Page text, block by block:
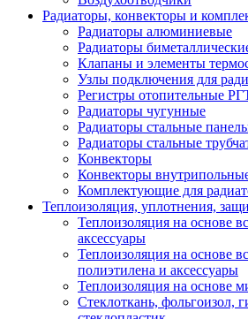
Радиаторы, конвекторы и
Радиаторы алюминиевые
Радиаторы
Клапаны и элементы
Узлы подключения для
Регистры отопительные
Радиаторы чугунные
Радиаторы стальные
Радиаторы стальные
Конвекторы
Конвекторы
Комплектующие для
Теплоизоляция, уплотнения,
Теплоизоляция на основе
аксессуары
Теплоизоляция на основе
полиэтилена и аксессуары
Теплоизоляция на основе
Стеклоткань, фольгоизол,